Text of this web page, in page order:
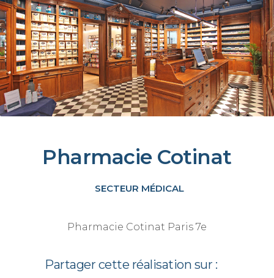
Pharmacie Cotinat
SECTEUR MÉDICAL
Pharmacie Cotinat Paris 7e
Partager cette réalisation sur :